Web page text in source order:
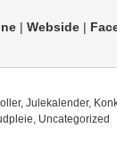
| Webside|
, Julekalender,
, Uncategorized